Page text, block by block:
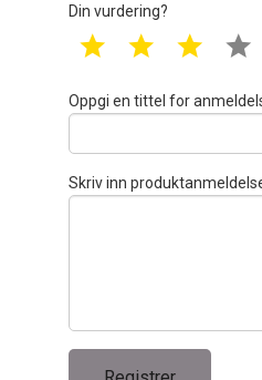
Din vurdering?
1 star 2 star 3 star
Oppgi en tittel for
Skriv inn